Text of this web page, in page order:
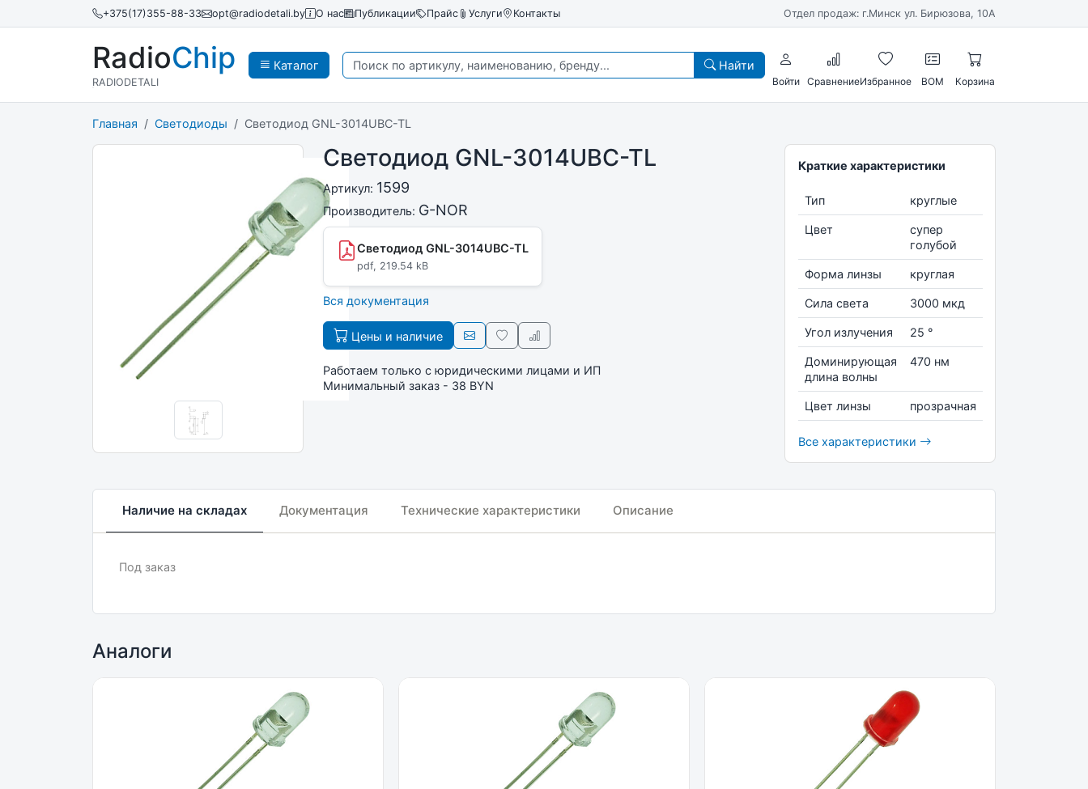
+375(17)355-88-33 opt@radiodetali.by О нас Публикации Прайс Услуги Контакты Отдел продаж: г.Минск ул. Бирюзова, 10А
Каталог
RadioChip
RADIODETALI
Найти
Войти СравнениеИзбранное BOM Корзина
Главная Светодиоды Светодиод GNL-3014UBC-TL
Светодиод GNL-3014UBC-TL
Артикул: 1599
Производитель: G-NOR
Светодиод GNL-3014UBC-TL
pdf, 219.54 kB
Вся документация
Цены и наличие
Работаем только с юридическими лицами и ИП
Минимальный заказ - 38 BYN
Краткие характеристики
Тип круглые
Цвет
супер
голубой
Форма линзы круглая
Сила света 3000 мкд
Угол излучения 25 °
Доминирующая
длина волны
470 нм
Цвет линзы прозрачная
Все характеристики
Наличие на складах Документация Технические характеристики Описание
Под заказ
Аналоги